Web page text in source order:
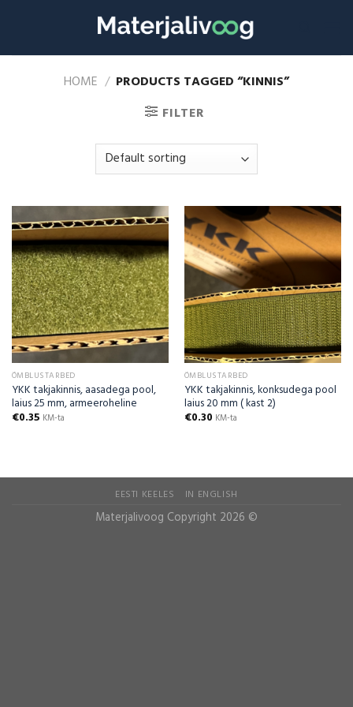
HOME / PRODUCTS TAGGED “KINNIS”
FILTER
ÕMBLUSTARBED
YKK takjakinnis, aasadega pool,
laius 25 mm, armeeroheline
€0.35 KM-ta
ÕMBLUSTARBED
YKK takjakinnis, konksudega pool
laius 20 mm ( kast 2)
€0.30 KM-ta
EESTI KEELES IN ENGLISH
Materjalivoog Copyright 2026 ©